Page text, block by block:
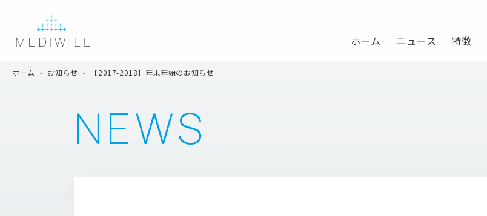
ホーム ニュース 特徴
ホーム - お知らせ - 【2017-2018】年末年始のお知らせ
NEWS